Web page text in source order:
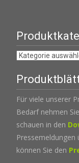
Für viele unserer
Bedarf nehmen
schauen in den
können Sie den